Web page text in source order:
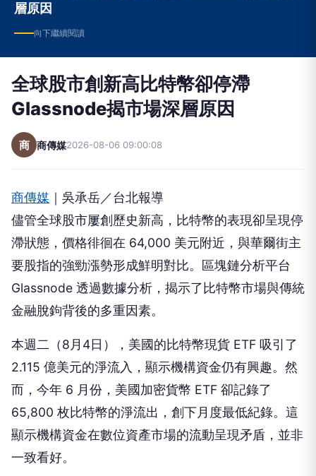
層原因
向下繼續閱讀
全球股市創新高比特幣卻停滯
Glassnode揭市場深層原因
商 商傳媒2026-08-06 09:00:08
商傳媒 ｜吳承岳／台北報導
儘管全球股市屢創歷史新高，比特幣的表現卻呈現停
滯狀態，價格徘徊在 64,000 美元附近，與華爾街主
要股指的強勁漲勢形成鮮明對比。區塊鏈分析平台
Glassnode 透過數據分析，揭示了比特幣市場與傳統
金融脫鉤背後的多重因素。
本週二（8月4日），美國的比特幣現貨 ETF 吸引了
2.115 億美元的淨流入，顯示機構資金仍有興趣。然
而，今年 6 月份，美國加密貨幣 ETF 卻記錄了
65,800 枚比特幣的淨流出，創下月度最低紀錄。這
顯示機構資金在數位資產市場的流動呈現矛盾，並非
一致看好。